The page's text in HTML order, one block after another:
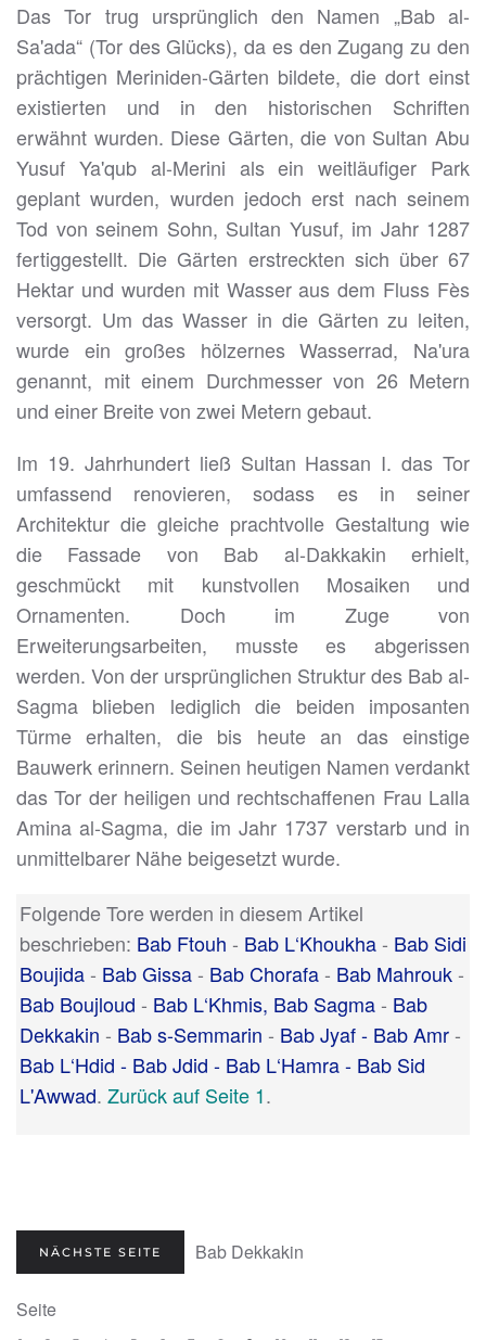
Das Tor trug ursprünglich den Namen „Bab al-
Sa'ada“ (Tor des Glücks), da es den Zugang zu den
prächtigen Meriniden-Gärten bildete, die dort einst
existierten und in den historischen Schriften
erwähnt wurden. Diese Gärten, die von Sultan Abu
Yusuf Ya'qub al-Merini als ein weitläufiger Park
geplant wurden, wurden jedoch erst nach seinem
Tod von seinem Sohn, Sultan Yusuf, im Jahr 1287
fertiggestellt. Die Gärten erstreckten sich über 67
Hektar und wurden mit Wasser aus dem Fluss Fès
versorgt. Um das Wasser in die Gärten zu leiten,
wurde ein großes hölzernes Wasserrad, Na'ura
genannt, mit einem Durchmesser von 26 Metern
und einer Breite von zwei Metern gebaut.
Im 19. Jahrhundert ließ Sultan Hassan I. das Tor
umfassend renovieren, sodass es in seiner
Architektur die gleiche prachtvolle Gestaltung wie
die Fassade von Bab al-Dakkakin erhielt,
geschmückt mit kunstvollen Mosaiken und
Ornamenten. Doch im Zuge von
Erweiterungsarbeiten, musste es abgerissen
werden. Von der ursprünglichen Struktur des Bab al-
Sagma blieben lediglich die beiden imposanten
Türme erhalten, die bis heute an das einstige
Bauwerk erinnern. Seinen heutigen Namen verdankt
das Tor der heiligen und rechtschaffenen Frau Lalla
Amina al-Sagma, die im Jahr 1737 verstarb und in
unmittelbarer Nähe beigesetzt wurde.
Folgende Tore werden in diesem Artikel
beschrieben: Bab Ftouh - Bab L‘Khoukha- Bab Sidi
Boujida- Bab Gissa- Bab Chorafa- Bab Mahrouk-
Bab Boujloud - Bab L‘Khmis, Bab Sagma- Bab
Dekkakin - Bab s-Semmarin - Bab Jyaf - Bab Amr-
Bab L‘Hdid - Bab Jdid - Bab L‘Hamra - Bab Sid
L'Awwad. Zurück auf Seite 1.
NÄCHSTE SEITE Bab Dekkakin
Seite